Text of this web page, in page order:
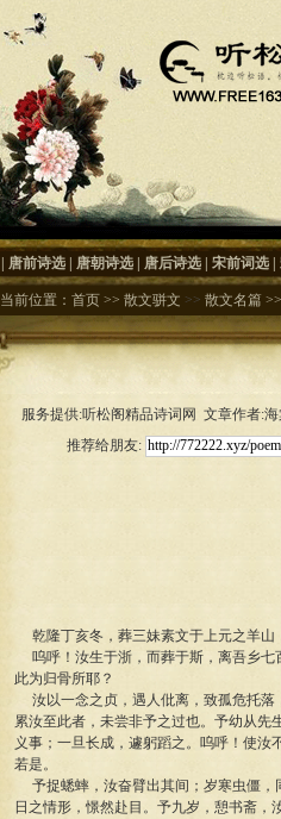
唐前诗选 唐朝诗选 唐后诗选 宋前词选
当前位置： 首页 >> 散文骈文 >> 散文名篇 >>
服务提供:听松阁精品诗词网 文章作者:
推荐给朋友:
乾隆丁亥冬，葬三妹素文于上元之羊山
呜呼！汝生于浙，而葬于斯，离吾乡七
此为归骨所耶？
汝以一念之贞，遇人仳离，致孤危托落
累汝至此者，未尝非予之过也。予幼从先
义事；一旦长成，遽躬蹈之。呜呼！使汝
若是。
予捉蟋蟀，汝奋臂出其间；岁寒虫僵，
日之情形，憬然赴目。予九岁，憩书斋，